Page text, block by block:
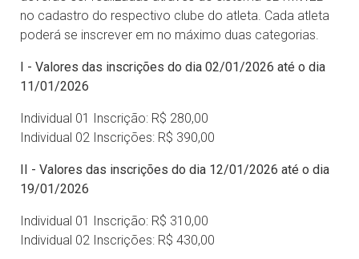
no cadastro do respectivo clube do atleta. Cada atleta
poderá se inscrever em no máximo duas categorias.
I - Valores das inscrições do dia 02/01/2026 até o dia
11/01/2026
Individual 01 Inscrição: R$ 280,00
Individual 02 Inscrições: R$ 390,00
II - Valores das inscrições do dia 12/01/2026 até o dia
19/01/2026
Individual 01 Inscrição: R$ 310,00
Individual 02 Inscrições: R$ 430,00